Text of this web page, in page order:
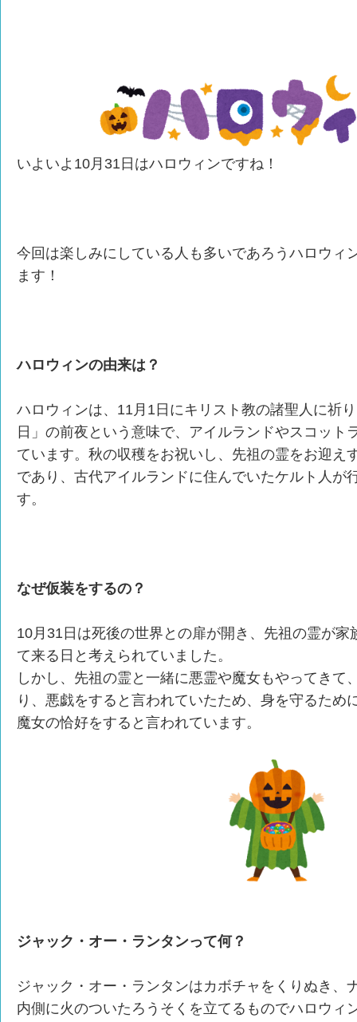
いよいよ10月31日はハロウィンですね！
今回は楽しみにしている人も多いであろうハロウィ
ます！
ハロウィンの由来は？
ハロウィンは、11月1日にキリスト教の諸聖人に祈
日」の前夜という意味で、アイルランドやスコット
ています。秋の収穫をお祝いし、先祖の霊をお迎え
であり、古代アイルランドに住んでいたケルト人が
す。
なぜ仮装をするの？
10月31日は死後の世界との扉が開き、先祖の霊が
て来る日と考えられていました。
しかし、先祖の霊と一緒に悪霊や魔女もやってきて
り、悪戯をすると言われていたため、身を守るため
魔女の恰好をすると言われています。
ジャック・オー・ランタンって何？
ジャック・オー・ランタンはカボチャをくりぬき、
内側に火のついたろうそくを立てるものでハロウィ